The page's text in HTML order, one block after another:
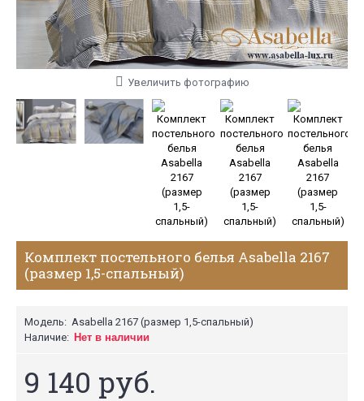
Увеличить фотографию
Комплект постельного белья Asabella 2167
(размер 1,5-спальный)
Модель: Asabella 2167 (размер 1,5-спальный)
Наличие: Нет в наличии
9 140 руб.